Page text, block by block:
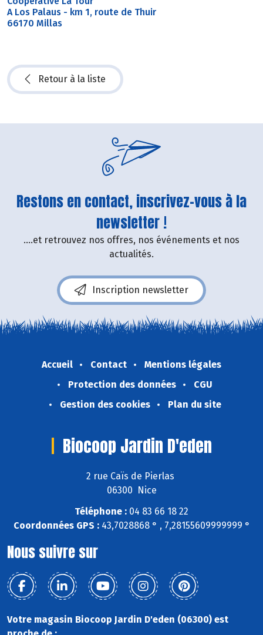
A Los Palaus - km 1, route de Thuir
66170 Millas
Retour à la liste
Restons en contact, inscrivez-vous à la
newsletter !
....et retrouvez nos offres, nos événements et nos
actualités.
Inscription newsletter
Accueil Contact
Mentions légales
Protection des données
CGU
Gestion des cookies
Plan du site
Biocoop Jardin D'eden
2 rue Caïs de Pierlas
06300 Nice
Téléphone : 04 83 66 18 22
Coordonnées GPS :43,7028868 ° , 7,28155609999999 °
Nous suivre sur
Votre magasin Biocoop Jardin D'eden (06300) est